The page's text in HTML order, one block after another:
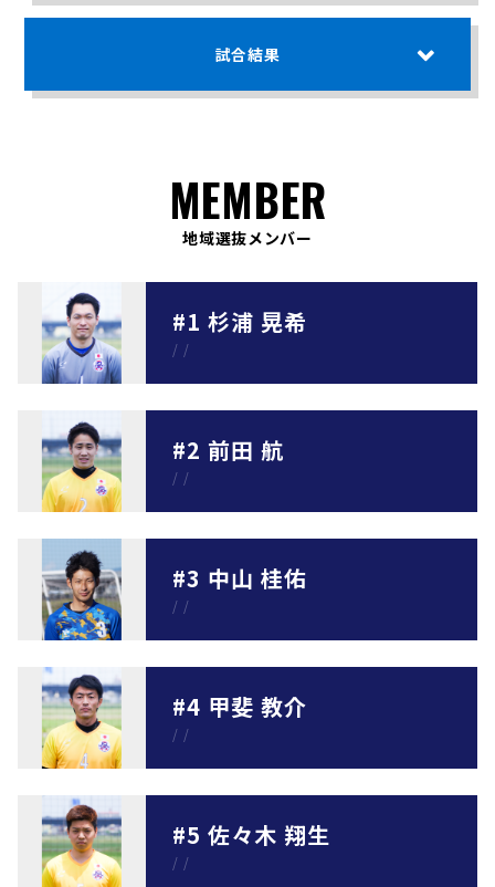
試合結果
MEMBER
地域選抜メンバー
#1 杉浦 晃希
/ /
#2 前田 航
/ /
#3 中山 桂佑
/ /
#4 甲斐 教介
/ /
#5 佐々木 翔生
/ /